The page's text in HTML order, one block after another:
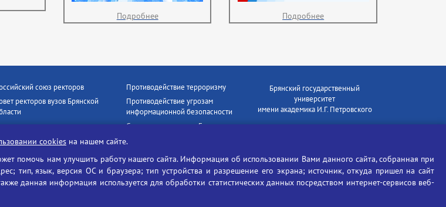
Подробнее Подробнее
союз ректоров
ректоров вузов Брянской
партнёры
«Русский язык»
газета
Противодействие терроризму
Противодействие угрозам
информационной безопасности
Социальные ролики - Генеральная
БГУ против наркотиков
Брянский государственный
университет
имени академика И.Г. Петровского
Телефон: +7(4832)58-90-85
cookies на нашем сайте.
помочь нам улучшить работу нашего сайта. Информация об использовании Вами данного сайта, собранная при
тип, язык, версия ОС и браузера; тип устройства и разрешение его экрана; источник, откуда пришел на сайт
данная информация используется для обработки статистических данных посредством интернет-сервисов веб-